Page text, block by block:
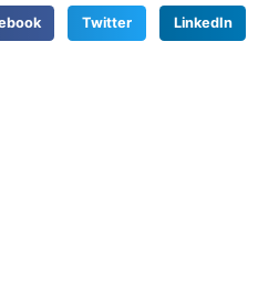
Twitter LinkedIn